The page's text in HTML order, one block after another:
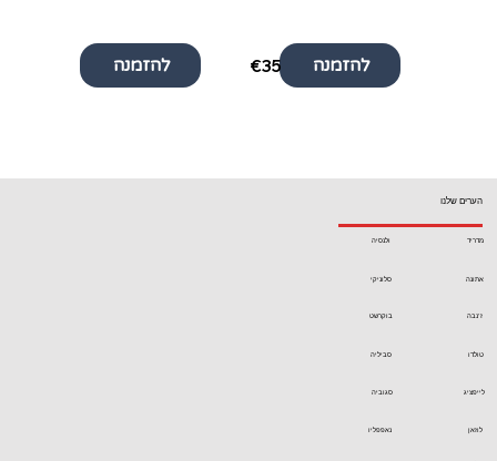
להזמנה להזמנה €35
הערים שלנו
סביליה
ולנסיה מדריד
סלוניקי אתונה
טולדו
בוקרשט
נאפפליו
ז'נבה
לוזאן
סגוביה לייפציג